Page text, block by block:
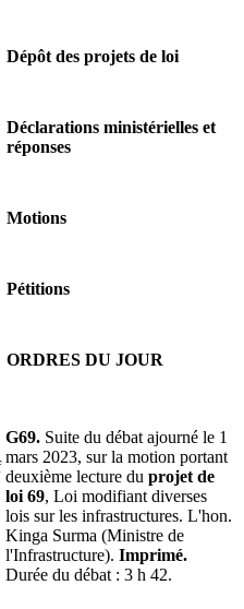
Dépôt des projets de loi
Déclarations ministérielles et
réponses
Motions
Pétitions
ORDRES DU JOUR
G69. Suite du débat ajourné le 1
mars 2023, sur la motion portant
deuxième lecture du projet de
loi 69, Loi modifiant diverses
lois sur les infrastructures. L'hon.
Kinga Surma (Ministre de
l'Infrastructure). Imprimé.
Durée du débat : 3 h 42.